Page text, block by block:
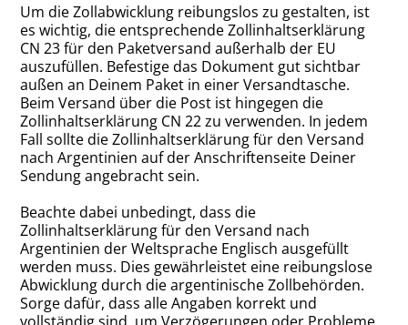
Um die Zollabwicklung reibungslos zu gestalten, ist
es wichtig, die entsprechende Zollinhaltserklärung
CN 23 für den Paketversand außerhalb der EU
auszufüllen. Befestige das Dokument gut sichtbar
außen an Deinem Paket in einer Versandtasche.
Beim Versand über die Post ist hingegen die
Zollinhaltserklärung CN 22 zu verwenden. In jedem
Fall sollte die Zollinhaltserklärung für den Versand
nach Argentinien auf der Anschriftenseite Deiner
Sendung angebracht sein.
Beachte dabei unbedingt, dass die
Zollinhaltserklärung für den Versand nach
Argentinien der Weltsprache Englisch ausgefüllt
werden muss. Dies gewährleistet eine reibungslose
Abwicklung durch die argentinische Zollbehörden.
Sorge dafür, dass alle Angaben korrekt und